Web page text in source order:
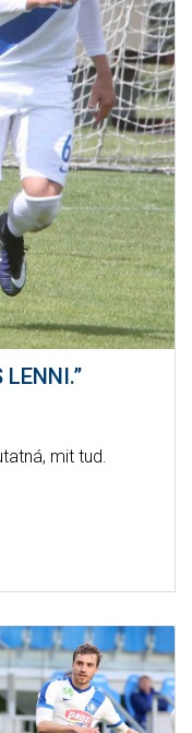
LENNI.”
mit tud.